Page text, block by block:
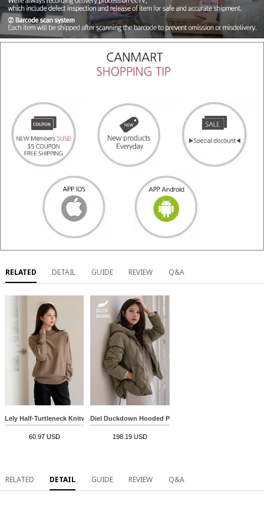
RELATED DETAIL GUIDE REVIEW Q&A
Lely Half-Turtleneck Knitwear
60.97 USD
Diel Duckdown Hooded Padding
198.19 USD
RELATED DETAIL GUIDE REVIEW Q&A